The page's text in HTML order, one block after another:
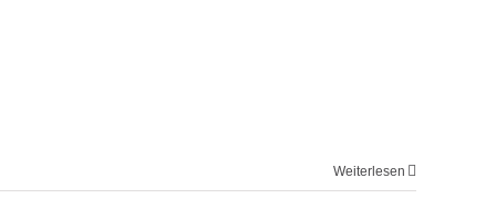
Weiterlesen